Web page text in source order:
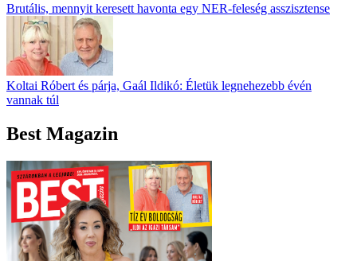
Brutális, mennyit keresett havonta egy NER-feleség asszisztense
Koltai Róbert és párja, Gaál Ildikó: Életük legnehezebb évén
vannak túl
Best Magazin